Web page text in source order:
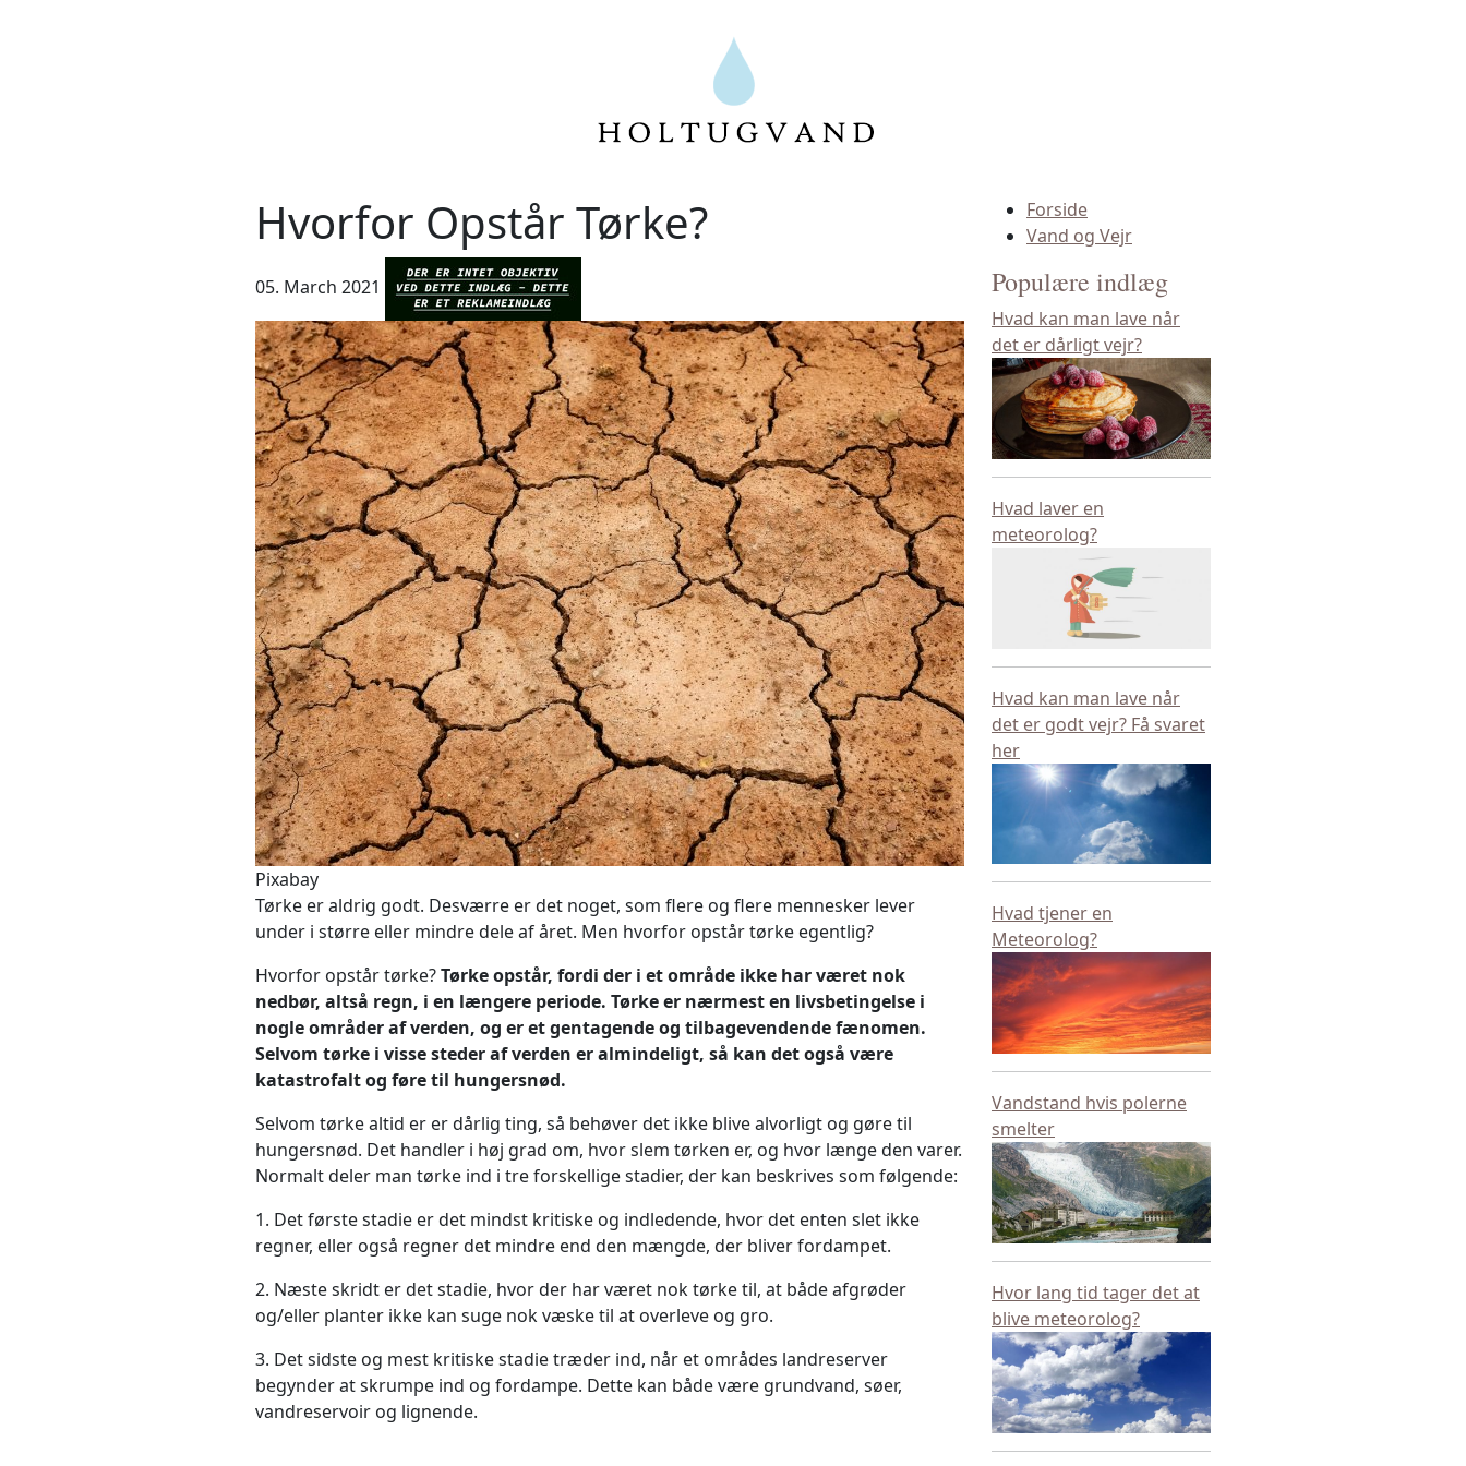
Hvorfor Opstår Tørke?
05. March 2021
Pixabay
Tørke er aldrig godt. Desværre er det noget, som flere og flere mennesker lever
under i større eller mindre dele af året. Men hvorfor opstår tørke egentlig?
Hvorfor opstår tørke?Tørke opstår, fordi der i et område ikke har været nok
nedbør, altså regn, i en længere periode. Tørke er nærmest en livsbetingelse i
nogle områder af verden, og er et gentagende og tilbagevendende fænomen.
Selvom tørke i visse steder af verden er almindeligt, så kan det også være
katastrofalt og føre til hungersnød.
Selvom tørke altid er er dårlig ting, så behøver det ikke blive alvorligt og gøre til
hungersnød. Det handler i høj grad om, hvor slem tørken er, og hvor længe den varer.
Normalt deler man tørke ind i tre forskellige stadier, der kan beskrives som følgende:
1. Det første stadie er det mindst kritiske og indledende, hvor det enten slet ikke
regner, eller også regner det mindre end den mængde, der bliver fordampet.
2. Næste skridt er det stadie, hvor der har været nok tørke til, at både afgrøder
og/eller planter ikke kan suge nok væske til at overleve og gro.
3. Det sidste og mest kritiske stadie træder ind, når et områdes landreserver
begynder at skrumpe ind og fordampe. Dette kan både være grundvand, søer,
vandreservoir og lignende.
Forside
Vand og Vejr
Populære indlæg
Hvad kan man lave når
det er dårligt vejr?
Hvad laver en
meteorolog?
Hvad kan man lave når
det er godt vejr? Få svaret
her
Hvad tjener en
Meteorolog?
Vandstand hvis polerne
smelter
Hvor lang tid tager det at
blive meteorolog?